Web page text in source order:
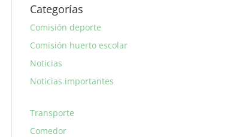
Categorías
Comisión deporte
Comisión huerto escolar
Noticias
Noticias importantes
Transporte
Comedor